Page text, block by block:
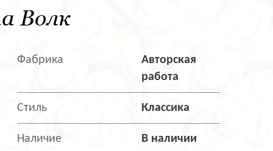
Волк
Фабрика
Авторская
работа
Стиль Классика
Наличие В наличии